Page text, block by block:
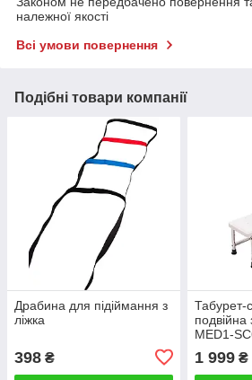
належної якості
Всі умови повернення
Подібні товари компанії
Драбина для підіймання з
ліжка
398 ₴
Табурет-
MED1-
1 999₴